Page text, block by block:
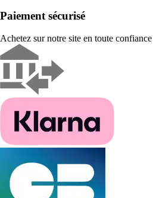
Paiement sécurisé
Achetez sur notre site en toute confiance